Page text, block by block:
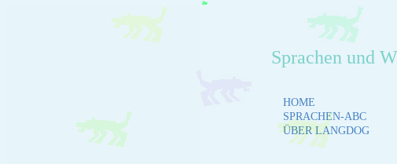
Sprachen und
HOME
SPRACHEN-ABC
ÜBER LANGDOG